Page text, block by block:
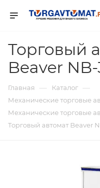
Торговый
Beaver
Главная — Каталог —
Механические торговые
Механические торговые
Торговый автомат Beaver